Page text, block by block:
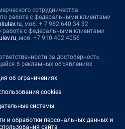
сотрудничества:
работе с федеральными клиентами
, моб. + 7 982 640 34 32
работе с федеральными клиентами
, моб. +7 910 402 4056
за достоверность
в рекламных объявлениях.
об ограничениях
cookies
системы
и обработки персональных данных и
сайта